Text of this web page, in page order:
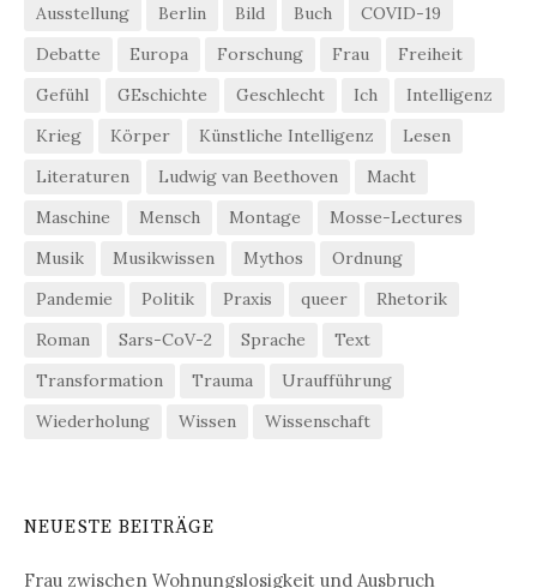
Ausstellung Berlin Bild Buch
COVID-19
Debatte
Europa Forschung Frau
Freiheit
Gefühl
GEschichte Geschlecht Ich
Intelligenz
Krieg
Körper Künstliche Intelligenz
Lesen
Literaturen
Ludwig van Beethoven
Macht
Maschine
Mensch Montage
Mosse-Lectures
Musik
Musikwissen Mythos
Ordnung
Pandemie
Politik Praxis queer
Rhetorik
Roman
Sars-CoV-2 Sprache
Text
Transformation
Trauma
Uraufführung
Wiederholung
Wissen Wissenschaft
NEUESTE BEITRÄGE
Frau zwischen Wohnungslosigkeit und Ausbruch